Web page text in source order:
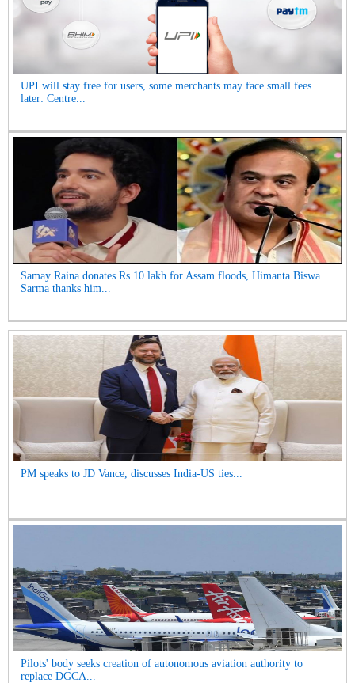
UPI will stay free for users, some merchants may face small fees
later: Centre...
Samay Raina donates Rs 10 lakh for Assam floods, Himanta Biswa
Sarma thanks him...
PM speaks to JD Vance, discusses India-US ties...
Pilots' body seeks creation of autonomous aviation authority to
replace DGCA...